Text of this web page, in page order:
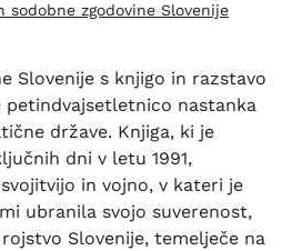
sodobne zgodovine Slovenije
Slovenije s knjigo in razstavo
petindvajsetletnico nastanka
države. Knjiga, ki je
dni v letu 1991,
in vojno, v kateri je
ubranila svojo suverenost,
Slovenije, temelječe na